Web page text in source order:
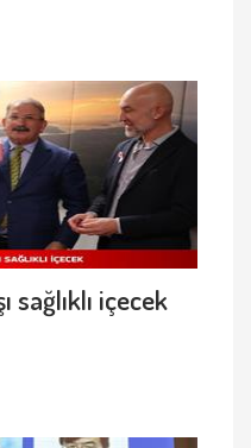
sağlıklı içecek